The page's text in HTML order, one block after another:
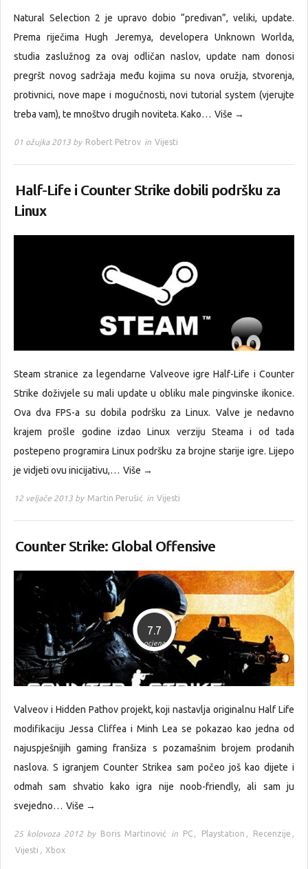
Natural Selection 2 je upravo dobio “predivan”, veliki, update.
Prema riječima Hugh Jeremya, developera Unknown Worlda,
studia zaslužnog za ovaj odličan naslov, update nam donosi
pregršt novog sadržaja među kojima su nova oružja, stvorenja,
protivnici, nove mape i mogučnosti, novi tutorial system (vjerujte
treba vam), te mnoštvo drugih noviteta. Kako… Više →
01 ožujka 2013 by Robert Petrov in Vijesti
Half-Life i Counter Strike dobili podršku za
Linux
Steam stranice za legendarne Valveove igre Half-Life i Counter
Strike doživjele su mali update u obliku male pingvinske ikonice.
Ova dva FPS-a su dobila podršku za Linux. Valve je nedavno
krajem prošle godine izdao Linux verziju Steama i od tada
postepeno programira Linux podršku za brojne starije igre. Lijepo
je vidjeti ovu inicijativu,… Više →
12 veljače 2013 by Martin Perušić in Vijesti
Counter Strike: Global Offensive
7.7
ocjena
Valveov i Hidden Pathov projekt, koji nastavlja originalnu Half Life
modifikaciju Jessa Cliffea i Minh Lea se pokazao kao jedna od
najuspješnijih gaming franšiza s pozamašnim brojem prodanih
naslova. S igranjem Counter Strikea sam počeo još kao dijete i
odmah sam shvatio kako igra nije noob-friendly, ali sam ju
svejedno… Više →
25 kolovoza 2012 by Boris Martinović in PC , Playstation , Recenzije ,
Vijesti , Xbox